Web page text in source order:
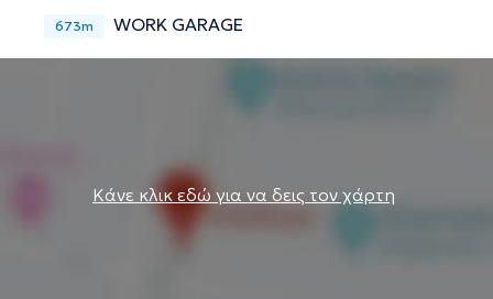
673m WORK GARAGE
Κάνε κλικ εδώ για να δεις τον χάρτη